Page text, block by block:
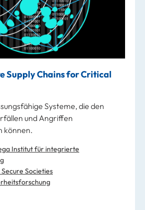
Supply Chains for Critical
Systeme, die den
und Angriffen
können.
Institut für integrierte
Societies